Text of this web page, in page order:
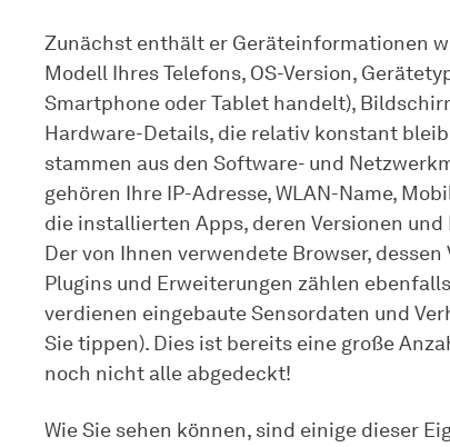
Zunächst enthält er Geräteinformationen
Modell Ihres Telefons, OS-Version,
Smartphone oder Tablet handelt),
Hardware-Details, die relativ konstant
stammen aus den Software- und
gehören Ihre IP-Adresse, WLAN-Name,
die installierten Apps, deren Versionen
Der von Ihnen verwendete Browser,
Plugins und Erweiterungen zählen
verdienen eingebaute Sensordaten und
Sie tippen). Dies ist bereits eine große
noch nicht alle abgedeckt!
Wie Sie sehen können, sind einige dieser